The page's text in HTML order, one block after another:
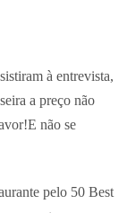
à entrevista,
a preço não
não se
pelo 50 Best